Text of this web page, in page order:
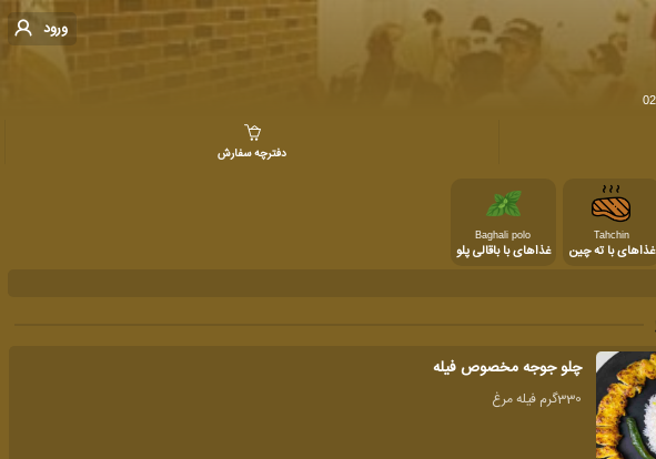
ورود
دفترچه سفارش
Tahchin
غذاهای با ته چین
Baghali polo
غذاهای با باقالی پلو
چلو جوجه مخصوص فیله
330گرم فیله مرغ